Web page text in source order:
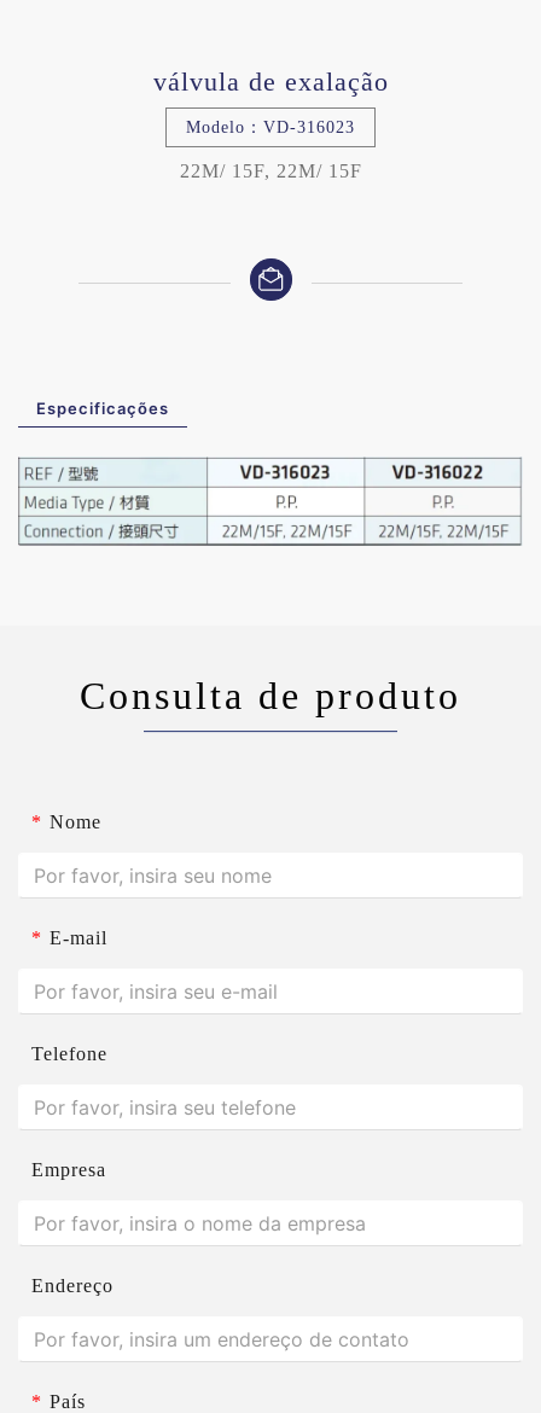
válvula de exalação
Modelo：VD-316023
22M/ 15F, 22M/ 15F
Especificações
Consulta de produto
* Nome
* E-mail
Telefone
Empresa
Endereço
* País